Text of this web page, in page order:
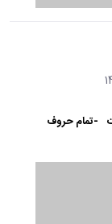
-تمام حروف